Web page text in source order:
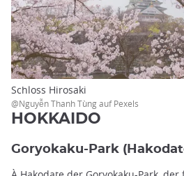
Schloss Hirosaki
@Nguyễn Thanh Tùng auf Pexels
HOKKAIDO
Goryokaku-Park